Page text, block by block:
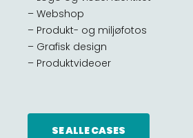
– Webshop
– Produkt- og miljøfotos
– Grafisk design
– Produktvideoer
SE ALLE CASES